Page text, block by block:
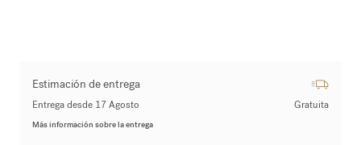
Estimación de entrega
Entrega desde 17 Agosto Gratuita
Más información sobre la entrega